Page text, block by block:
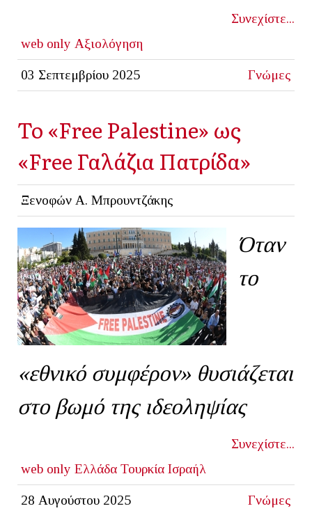
Συνεχίστε...
web only Αξιολόγηση
03 Σεπτεμβρίου 2025 Γνώμες
Το «Free Palestine» ως
«Free Γαλάζια Πατρίδα»
Ξενοφών Α. Μπρουντζάκης
Όταν
το
«εθνικό συμφέρον» θυσιάζεται
στο βωμό της ιδεοληψίας
Συνεχίστε...
web only Ελλάδα Τουρκία Ισραήλ
28 Αυγούστου 2025 Γνώμες